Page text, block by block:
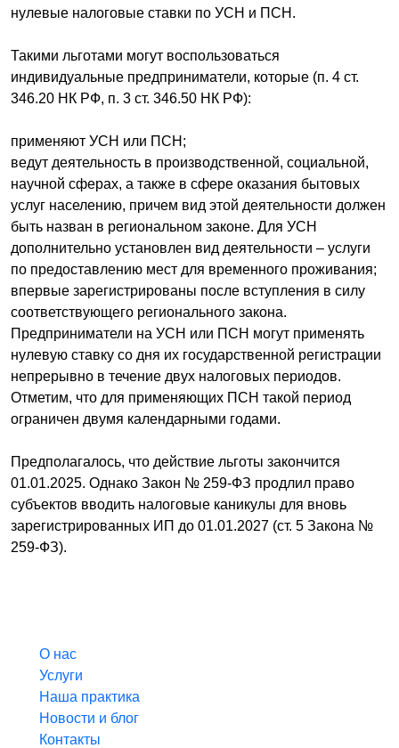
нулевые налоговые ставки по УСН и ПСН.
Такими льготами могут воспользоваться
индивидуальные предприниматели, которые (п. 4 ст.
346.20 НК РФ, п. 3 ст. 346.50 НК РФ):
применяют УСН или ПСН;
ведут деятельность в производственной, социальной,
научной сферах, а также в сфере оказания бытовых
услуг населению, причем вид этой деятельности должен
быть назван в региональном законе. Для УСН
дополнительно установлен вид деятельности – услуги
по предоставлению мест для временного проживания;
впервые зарегистрированы после вступления в силу
соответствующего регионального закона.
Предприниматели на УСН или ПСН могут применять
нулевую ставку со дня их государственной регистрации
непрерывно в течение двух налоговых периодов.
Отметим, что для применяющих ПСН такой период
ограничен двумя календарными годами.
Предполагалось, что действие льготы закончится
01.01.2025. Однако Закон № 259-ФЗ продлил право
субъектов вводить налоговые каникулы для вновь
зарегистрированных ИП до 01.01.2027 (ст. 5 Закона №
259-ФЗ).
О нас
Услуги
Наша практика
Новости и блог
Контакты